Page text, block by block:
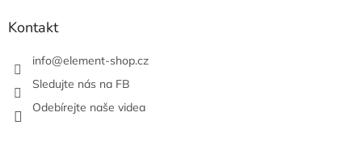
Kontakt
info@element-shop.cz
Sledujte nás na FB
Odebírejte naše videa